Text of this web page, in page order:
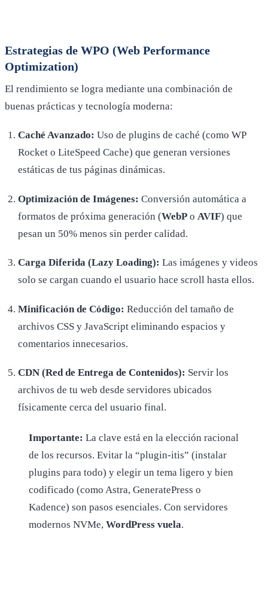
Estrategias de WPO (Web Performance
Optimization)
El rendimiento se logra mediante una combinación de
buenas prácticas y tecnología moderna:
Caché Avanzado: Uso de plugins de caché (como WP
Rocket o LiteSpeed Cache) que generan versiones
estáticas de tus páginas dinámicas.
Optimización de Imágenes: Conversión automática a
formatos de próxima generación (WebP oAVIF) que
pesan un 50% menos sin perder calidad.
Carga Diferida (Lazy Loading): Las imágenes y videos
solo se cargan cuando el usuario hace scroll hasta ellos.
Minificación de Código: Reducción del tamaño de
archivos CSS y JavaScript eliminando espacios y
comentarios innecesarios.
CDN (Red de Entrega de Contenidos): Servir los
archivos de tu web desde servidores ubicados
físicamente cerca del usuario final.
Importante: La clave está en la elección racional
de los recursos. Evitar la “plugin-itis” (instalar
plugins para todo) y elegir un tema ligero y bien
codificado (como Astra, GeneratePress o
Kadence) son pasos esenciales. Con servidores
modernos NVMe, WordPress vuela.